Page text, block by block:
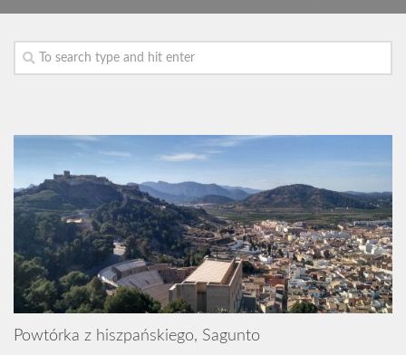
Powtórka z hiszpańskiego, Sagunto